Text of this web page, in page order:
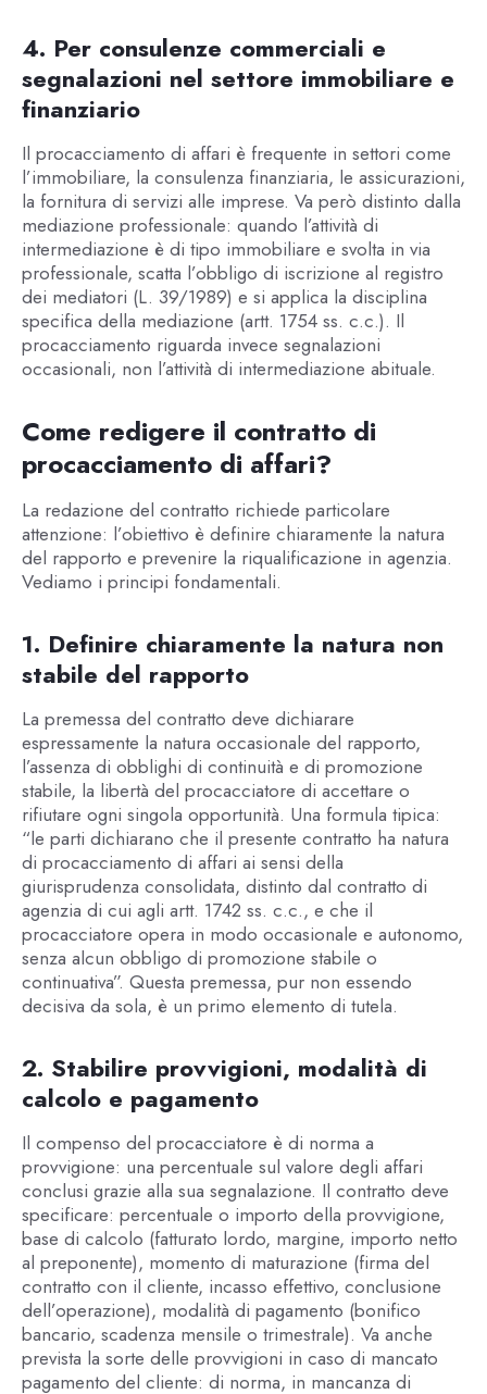
4. Per consulenze commerciali e
segnalazioni nel settore immobiliare e
finanziario
Il procacciamento di affari è frequente in settori come
l’immobiliare, la consulenza finanziaria, le assicurazioni,
la fornitura di servizi alle imprese. Va però distinto dalla
mediazione professionale: quando l’attività di
intermediazione è di tipo immobiliare e svolta in via
professionale, scatta l’obbligo di iscrizione al registro
dei mediatori (L. 39/1989) e si applica la disciplina
specifica della mediazione (artt. 1754 ss. c.c.). Il
procacciamento riguarda invece segnalazioni
occasionali, non l’attività di intermediazione abituale.
Come redigere il contratto di
procacciamento di affari?
La redazione del contratto richiede particolare
attenzione: l’obiettivo è definire chiaramente la natura
del rapporto e prevenire la riqualificazione in agenzia.
Vediamo i principi fondamentali.
1. Definire chiaramente la natura non
stabile del rapporto
La premessa del contratto deve dichiarare
espressamente la natura occasionale del rapporto,
l’assenza di obblighi di continuità e di promozione
stabile, la libertà del procacciatore di accettare o
rifiutare ogni singola opportunità. Una formula tipica:
“le parti dichiarano che il presente contratto ha natura
di procacciamento di affari ai sensi della
giurisprudenza consolidata, distinto dal contratto di
agenzia di cui agli artt. 1742 ss. c.c., e che il
procacciatore opera in modo occasionale e autonomo,
senza alcun obbligo di promozione stabile o
continuativa”. Questa premessa, pur non essendo
decisiva da sola, è un primo elemento di tutela.
2. Stabilire provvigioni, modalità di
calcolo e pagamento
Il compenso del procacciatore è di norma a
provvigione: una percentuale sul valore degli affari
conclusi grazie alla sua segnalazione. Il contratto deve
specificare: percentuale o importo della provvigione,
base di calcolo (fatturato lordo, margine, importo netto
al preponente), momento di maturazione (firma del
contratto con il cliente, incasso effettivo, conclusione
dell’operazione), modalità di pagamento (bonifico
bancario, scadenza mensile o trimestrale). Va anche
prevista la sorte delle provvigioni in caso di mancato
pagamento del cliente: di norma, in mancanza di